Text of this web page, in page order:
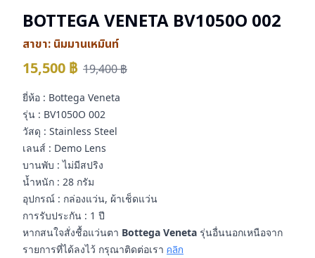
BOTTEGA VENETA BV1050O 002
สาขา: นิมมานเหมินท์
15,500 ฿ 19,400฿
ยี่ห้อ : Bottega Veneta
รุ่น : BV1050O 002
วัสดุ : Stainless Steel
เลนส์ : Demo Lens
บานพับ : ไม่มีสปริง
น้ำหนัก : 28 กรัม
อุปกรณ์ : กล่องแว่น, ผ้าเช็ดแว่น
การรับประกัน : 1 ปี
หากสนใจสั่งชื้อแว่นตา Bottega Veneta รุ่นอื่นนอกเหนือจาก
รายการที่ได้ลงไว้ กรุณาติดต่อเรา คลิก